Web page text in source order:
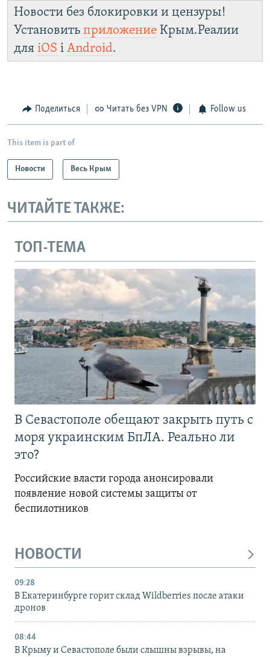
Новости без блокировки и цензуры!
Установить приложение Крым.Реалии
для iOS і Android.
Поделиться Читать без VPN Follow us
This item is part of
Новости Весь Крым
ЧИТАЙТЕ ТАКЖЕ:
ТОП-ТЕМА
В Севастополе обещают закрыть путь с
моря украинским БпЛА. Реально ли
это?
Российские власти города анонсировали
появление новой системы защиты от
беспилотников
НОВОСТИ
09:28
В Екатеринбурге горит склад Wildberries после атаки
дронов
08:44
В Крыму и Севастополе были слышны взрывы, на